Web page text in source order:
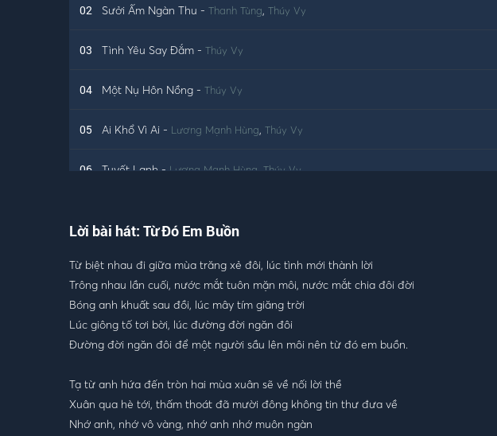
02 Sưởi Ấm Ngàn Thu - Thanh Tùng, Thúy Vy
03 Tình Yêu Say Đắm - Thúy Vy
04 Một Nụ Hôn Nồng - Thúy Vy
05 Ai Khổ Vì Ai - Lương Mạnh Hùng, Thúy Vy
06 Tuyết Lạnh - Lương Mạnh Hùng Thúy Vy
Lời bài hát: Từ Đó Em Buồn
Từ biệt nhau đi giữa mùa trăng xẻ đôi, lúc tình mới thành lời
Trông nhau lần cuối, nước mắt tuôn mặn môi, nước mắt chia đôi đời
Bóng anh khuất sau đồi, lúc mây tím giăng trời
Lúc giông tố tơi bời, lúc đường đời ngăn đôi
Đường đời ngăn đôi để một người sầu lên môi nên từ đó em buồn.
Tạ từ anh hứa đến tròn hai mùa xuân sẽ về nối lời thề
Xuân qua hè tới, thấm thoát đã mười đông không tin thư đưa về
Nhớ anh, nhớ vô vàng, nhớ anh nhớ muôn ngàn